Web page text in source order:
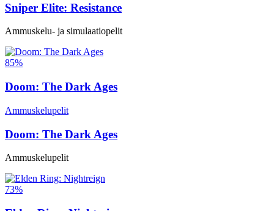
Sniper Elite: Resistance
Ammuskelu- ja simulaatiopelit
85%
Doom: The Dark Ages
Ammuskelupelit
Doom: The Dark Ages
Ammuskelupelit
73%